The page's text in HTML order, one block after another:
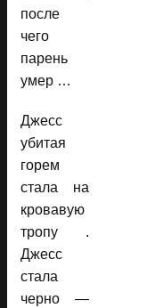
после
чего
парень
умер …
Джесс
убитая
горем
стала на
кровавую
тропу .
Джесс
стала
черно —